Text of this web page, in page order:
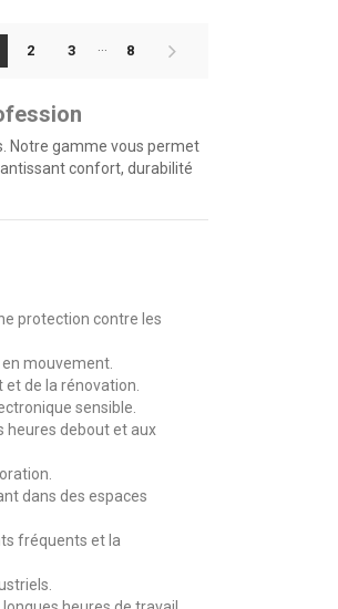
2 3 8
Notre gamme vous permet
confort, durabilité
protection contre les
mouvement.
de la rénovation.
sensible.
heures debout et aux
dans des espaces
fréquents et la